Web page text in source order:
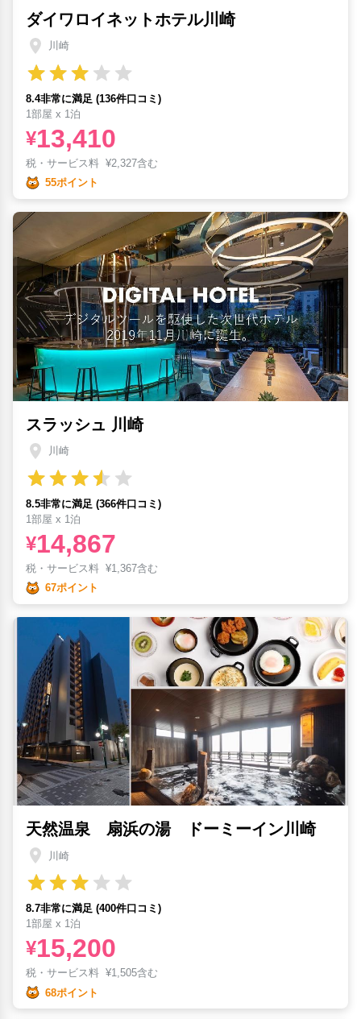
ダイワロイネットホテル川崎
川崎
8.4非常に満足 (136件口コミ)
1部屋 x 1泊
¥13,410
税・サービス料 ¥2,327含む
55ポイント
スラッシュ 川崎
川崎
8.5非常に満足 (366件口コミ)
1部屋 x 1泊
¥14,867
税・サービス料 ¥1,367含む
67ポイント
天然温泉 扇浜の湯 ドーミーイン川崎
川崎
8.7非常に満足 (400件口コミ)
1部屋 x 1泊
¥15,200
税・サービス料 ¥1,505含む
68ポイント